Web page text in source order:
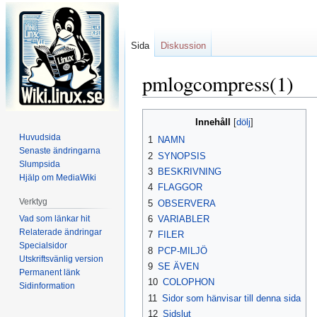
pmlogcompress(1)
Innehåll
1 NAMN
2 SYNOPSIS
3 BESKRIVNING
4 FLAGGOR
5 OBSERVERA
6 VARIABLER
7 FILER
8 PCP-MILJÖ
9 SE ÄVEN
10 COLOPHON
11 Sidor som hänvisar till denna sida
12 Sidslut
Sida Diskussion
Huvudsida
Senaste ändringarna
Slumpsida
Hjälp om MediaWiki
Verktyg
Vad som länkar hit
Relaterade ändringar
Specialsidor
Utskriftsvänlig version
Permanent länk
Sidinformation